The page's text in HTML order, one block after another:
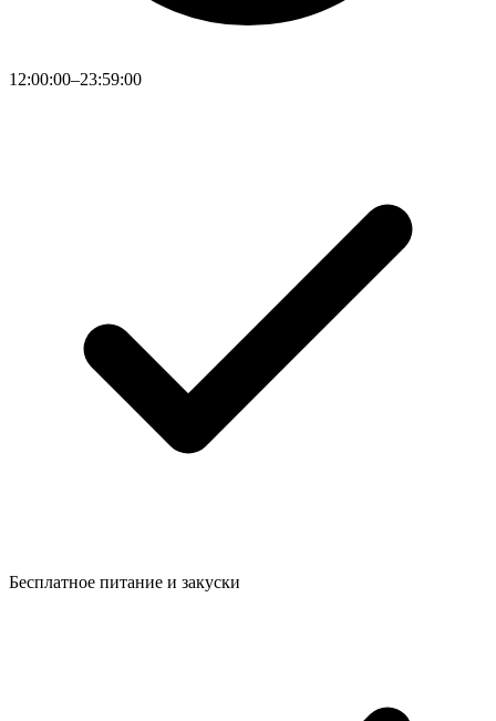
12:00:00–23:59:00
Бесплатное питание и закуски